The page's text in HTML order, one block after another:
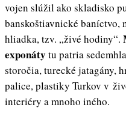
vojen slúžil ako skladisko
banskoštiavnické
hliadka, tzv. „živé hodiny“.
exponáty tu patria
storočia, turecké jatagány,
palice, plastiky Turkov v
interiéry a mnoho iného.